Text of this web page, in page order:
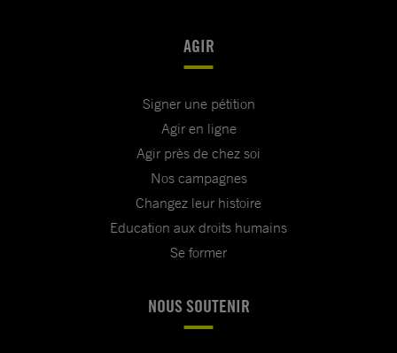
AGIR
Signer une pétition
Agir en ligne
Agir près de chez soi
Nos campagnes
Changez leur histoire
Education aux droits humains
Se former
NOUS SOUTENIR